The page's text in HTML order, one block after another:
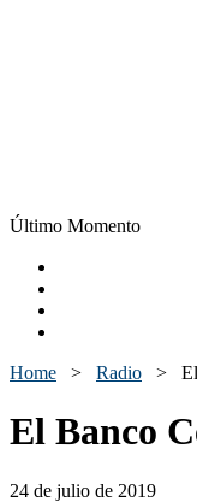
Último Momento
Home > Radio >
El Banco
24 de julio de 2019